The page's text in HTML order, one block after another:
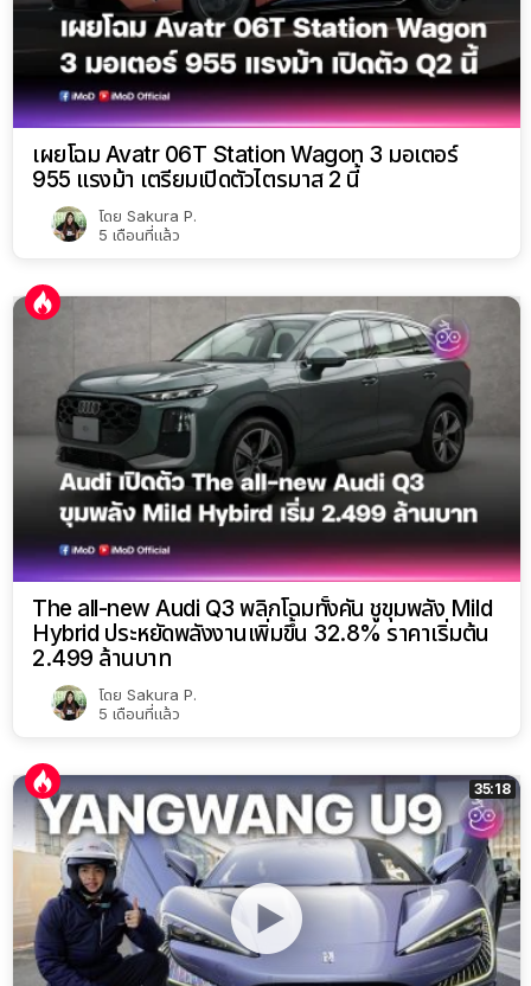
เผยโฉม Avatr 06T Station Wagon 3 มอเตอร์
955 แรงม้า เตรียมเปิดตัวไตรมาส 2 นี้
โดย Sakura P.
5 เดือนที่แล้ว
The all-new Audi Q3 พลิกโฉมทั้งคัน ชูขุมพลัง Mild
Hybrid ประหยัดพลังงานเพิ่มขึ้น 32.8% ราคาเริ่มต้น
2.499 ล้านบาท
โดย Sakura P.
5 เดือนที่แล้ว
35:18